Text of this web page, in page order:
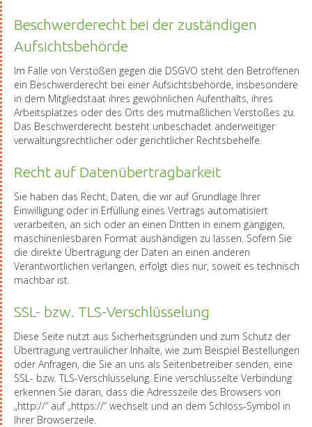
Beschwerderecht bei der zuständigen
Aufsichtsbehörde
Im Falle von Verstößen gegen die DSGVO steht den Betroffenen
ein Beschwerderecht bei einer Aufsichtsbehörde, insbesondere
in dem Mitgliedstaat ihres gewöhnlichen Aufenthalts, ihres
Arbeitsplatzes oder des Orts des mutmaßlichen Verstoßes zu.
Das Beschwerderecht besteht unbeschadet anderweitiger
verwaltungsrechtlicher oder gerichtlicher Rechtsbehelfe.
Recht auf Datenübertragbarkeit
Sie haben das Recht, Daten, die wir auf Grundlage Ihrer
Einwilligung oder in Erfüllung eines Vertrags automatisiert
verarbeiten, an sich oder an einen Dritten in einem gängigen,
maschinenlesbaren Format aushändigen zu lassen. Sofern Sie
die direkte Übertragung der Daten an einen anderen
Verantwortlichen verlangen, erfolgt dies nur, soweit es technisch
machbar ist.
SSL- bzw. TLS-Verschlüsselung
Diese Seite nutzt aus Sicherheitsgründen und zum Schutz der
Übertragung vertraulicher Inhalte, wie zum Beispiel Bestellungen
oder Anfragen, die Sie an uns als Seitenbetreiber senden, eine
SSL- bzw. TLS-Verschlüsselung. Eine verschlüsselte Verbindung
erkennen Sie daran, dass die Adresszeile des Browsers von
„http://“ auf „https://“ wechselt und an dem Schloss-Symbol in
Ihrer Browserzeile.